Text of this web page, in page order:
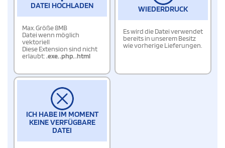
DATEI HOCHLADEN
Max. Größe 8MB
Datei wenn möglich
vektoriell
Diese Extension sind nicht
erlaubt:.exe,.php,.html
WIEDERDRUCK
Es wird die Datei verwendet
bereits in unserem Besitz
wie vorherige Lieferungen.
ICH HABE IM MOMENT
KEINE VERFÜGBARE
DATEI